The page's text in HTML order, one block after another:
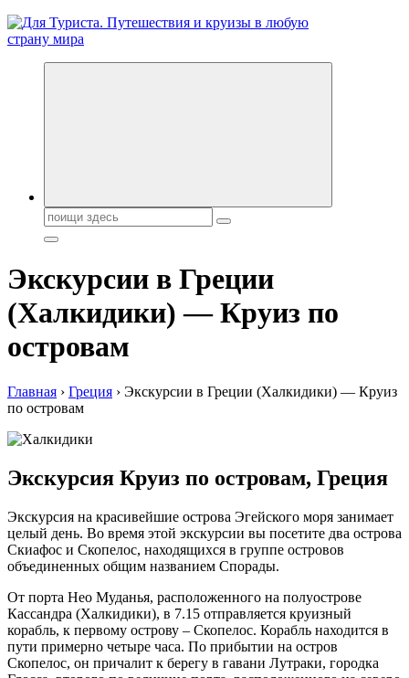
Новости туризма, куда поехать на отдых, где провести отпуск.
Поиск:
Экскурсии в Греции
(Халкидики) — Круиз по
островам
Главная › Греция › Экскурсии в Греции (Халкидики) — Круиз
по островам
Экскурсия Круиз по островам, Греция
Экскурсия на красивейшие острова Эгейского моря занимает
целый день. Во время этой экскурсии вы посетите два острова
Скиафос и Скопелос, находящихся в группе островов
объединенных общим названием Спорады.
От порта Нео Муданья, расположенного на полуострове
Кассандра (Халкидики), в 7.15 отправляется круизный
корабль, к первому острову – Скопелос. Корабль находится в
пути примерно четыре часа. По прибытии на остров
Скопелос, он причалит к берегу в гавани Лутраки, городка